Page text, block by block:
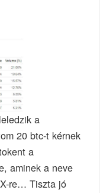
a
20 btc-t kérnek
a
aminek a neve
re… Tiszta jó